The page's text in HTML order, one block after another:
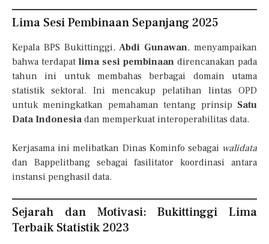
Lima Sesi Pembinaan Sepanjang 2025
Kepala BPS Bukittinggi,Abdi Gunawan, menyampaikan
bahwa terdapat lima sesi pembinaan direncanakan pada
tahun ini untuk membahas berbagai domain utama
statistik sektoral. Ini mencakup pelatihan lintas OPD
untuk meningkatkan pemahaman tentang prinsip Satu
Data Indonesiadan memperkuat interoperabilitas data.
Kerjasama ini melibatkan Dinas Kominfo sebagai walidata
dan Bappelitbang sebagai fasilitator koordinasi antara
instansi penghasil data.
Sejarah dan Motivasi: Bukittinggi Lima
Terbaik Statistik 2023